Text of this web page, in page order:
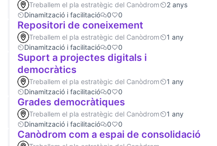
Treballem el pla estratègic del Canòdrom
2 anys
Dinamització i facilitació
0 0
Repositori de coneixement
Treballem el pla estratègic del Canòdrom
1 any
Dinamització i facilitació
0 0
Suport a projectes digitals i
democràtics
Treballem el pla estratègic del Canòdrom
1 any
Dinamització i facilitació
0 0
Grades democràtiques
Treballem el pla estratègic del Canòdrom
1 any
Dinamització i facilitació
0 0
Canòdrom com a espai de consolidació